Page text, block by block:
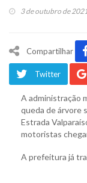
3 de outubro de
Compartilhar
Twitter
A administração
queda de árvore
Estrada
motoristas
A prefeitura já